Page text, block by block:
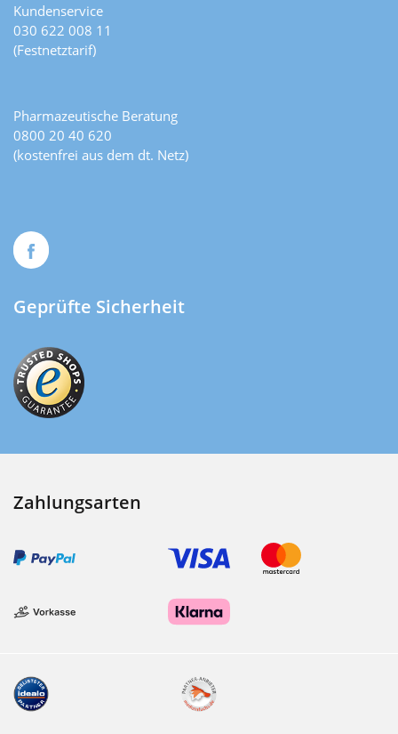
Kundenservice
030 622 008 11
(Festnetztarif)
Pharmazeutische Beratung
0800 20 40 620
(kostenfrei aus dem dt. Netz)
Geprüfte Sicherheit
Zahlungsarten